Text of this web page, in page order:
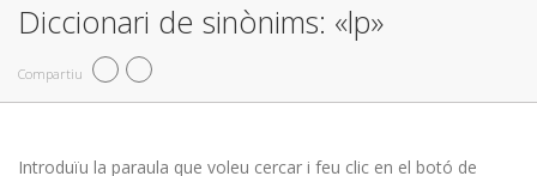
Diccionari de sinònims: «lp»
Compartiu
Introduïu la paraula que voleu cercar i feu clic en el botó de